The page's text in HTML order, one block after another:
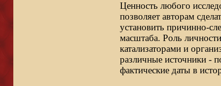
Ценность любого
позволяет авторам
установить причинно-
масштаба. Роль
катализаторами и
различные источники -
фактические даты в